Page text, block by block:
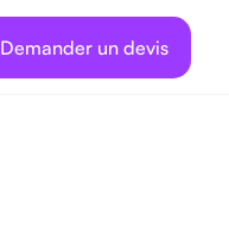
Demander un devis